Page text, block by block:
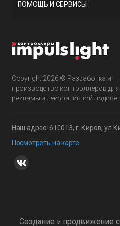
Copyright 2026 © Разработка и
производство контроллеров
рекламы и декоративной
Наш адрес: 610013, г. Киров,
Посмотреть на карте
Создание и продвижение
ПОМОЩЬ И СЕРВИСЫ